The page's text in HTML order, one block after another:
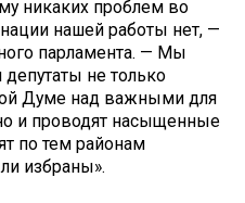
никаких проблем во
нашей работы нет, —
парламента. — Мы
не только
Думе над важными для
и проводят насыщенные
по тем районам
избраны».